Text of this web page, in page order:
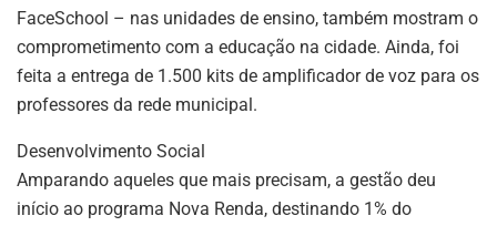
FaceSchool – nas unidades de ensino, também mostram o
comprometimento com a educação na cidade. Ainda, foi
feita a entrega de 1.500 kits de amplificador de voz para os
professores da rede municipal.
Desenvolvimento Social
Amparando aqueles que mais precisam, a gestão deu
início ao programa Nova Renda, destinando 1% do